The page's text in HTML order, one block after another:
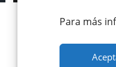
Para más
Churrasco de Angus
8,45